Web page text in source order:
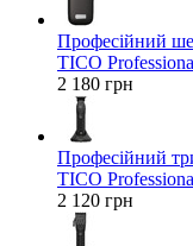
Професійний
TICO
2 180 грн
Професійний
TICO
2 120 грн